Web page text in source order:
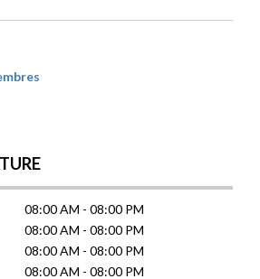
08:00 AM - 08:00 PM
08:00 AM - 08:00 PM
08:00 AM - 08:00 PM
08:00 AM - 08:00 PM